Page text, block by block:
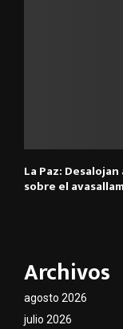
La Paz:
sobre el
Archivos
agosto 2026
julio 2026